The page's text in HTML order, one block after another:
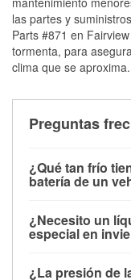
las partes y
Parts #871 en
tormenta, para
clima que se aproxima.
Preguntas
¿Qué tan frío
batería de un
debajo de los 32
su potencia de
¿Necesito un
especial en
¿La presión de